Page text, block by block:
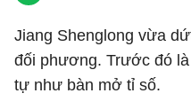
Jiang Shenglong vừa
đối phương. Trước đó
tự như bàn mở tỉ số.